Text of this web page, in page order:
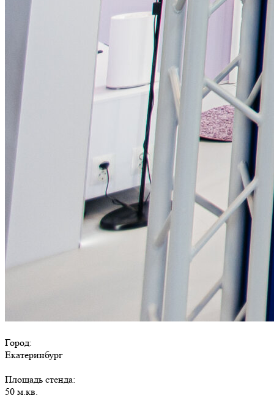
Город:
Екатеринбург
Площадь стенда:
50 м.кв.